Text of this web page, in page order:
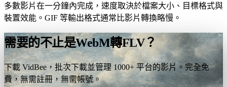
多數影片在一分鐘內完成，速度取決於檔案大小、目標格式與
裝置效能。GIF 等輸出格式通常比影片轉換略慢。
需要的不止是WebM轉FLV？
下載 VidBee，批次下載並管理 1000+ 平台的影片。完全免
費，無需註冊，無需帳號。